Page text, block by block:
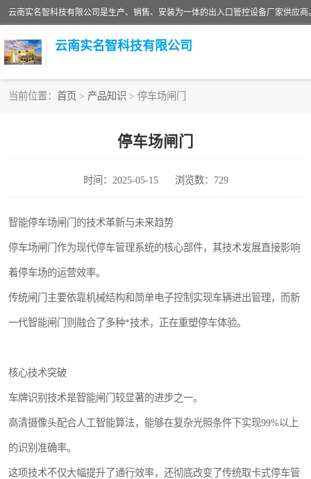
云南实名智科技有限公司
当前位置： 首页 > 产品知识 > 停车场闸门
停车场闸门
时间：2025-05-15 浏览数：729
智能停车场闸门的技术革新与未来趋势
停车场闸门作为现代停车管理系统的核心部件，其技术发展直接影响
着停车场的运营效率。
传统闸门主要依靠机械结构和简单电子控制实现车辆进出管理，而新
一代智能闸门则融合了多种*技术，正在重塑停车体验。
核心技术突破
车牌识别技术是智能闸门较显著的进步之一。
高清摄像头配合人工智能算法，能够在复杂光照条件下实现99%以上
的识别准确率。
这项技术不仅大幅提升了通行效率，还彻底改变了传统取卡式停车管
小门系列